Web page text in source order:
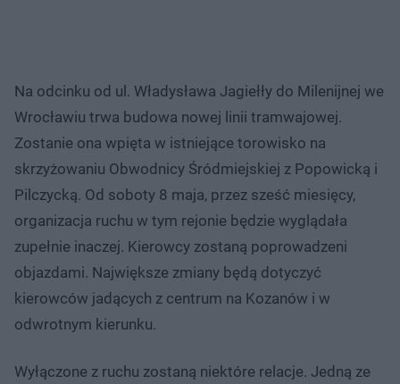
Na odcinku od ul. Władysława Jagiełły do Milenijnej we
Wrocławiu trwa budowa nowej linii tramwajowej.
Zostanie ona wpięta w istniejące torowisko na
skrzyżowaniu Obwodnicy Śródmiejskiej z Popowicką i
Pilczycką. Od soboty 8 maja, przez sześć miesięcy,
organizacja ruchu w tym rejonie będzie wyglądała
zupełnie inaczej. Kierowcy zostaną poprowadzeni
objazdami. Największe zmiany będą dotyczyć
kierowców jadących z centrum na Kozanów i w
odwrotnym kierunku.
Wyłączone z ruchu zostaną niektóre relacje. Jedną ze